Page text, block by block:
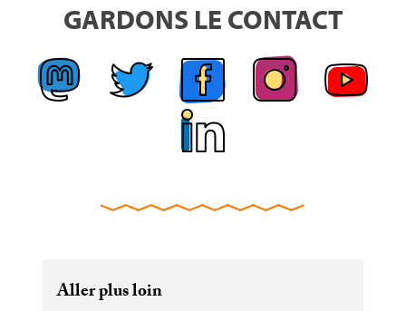
GARDONS LE CONTACT
Aller plus loin